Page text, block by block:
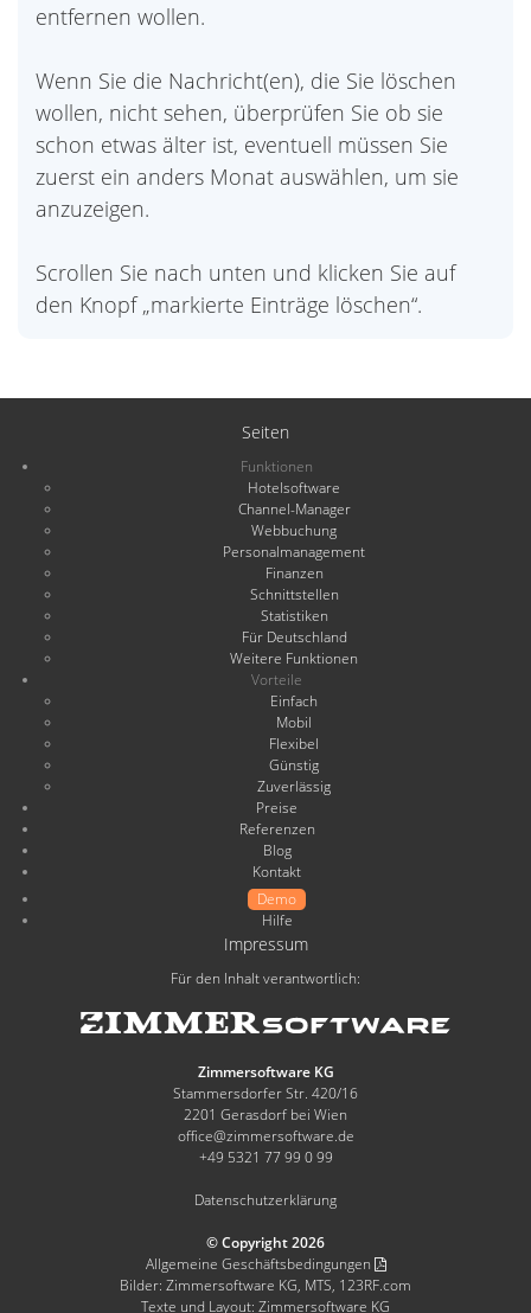
entfernen wollen.
Wenn Sie die Nachricht(en), die Sie löschen
wollen, nicht sehen, überprüfen Sie ob sie
schon etwas älter ist, eventuell müssen Sie
zuerst ein anders Monat auswählen, um sie
anzuzeigen.
Scrollen Sie nach unten und klicken Sie auf
den Knopf „markierte Einträge löschen“.
Seiten
Funktionen
Hotelsoftware
Channel-Manager
Webbuchung
Personalmanagement
Finanzen
Schnittstellen
Statistiken
Für Deutschland
Weitere Funktionen
Vorteile
Einfach
Mobil
Flexibel
Günstig
Zuverlässig
Preise
Referenzen
Blog
Kontakt
Demo
Hilfe
Impressum
Für den Inhalt verantwortlich:
Zimmersoftware KG
Stammersdorfer Str. 420/16
2201 Gerasdorf bei Wien
office@zimmersoftware.de
+49 5321 77 99 0 99
Datenschutzerklärung
© Copyright 2026
Allgemeine Geschäftsbedingungen
Bilder: Zimmersoftware KG, MTS, 123RF.com
Texte und Layout: Zimmersoftware KG